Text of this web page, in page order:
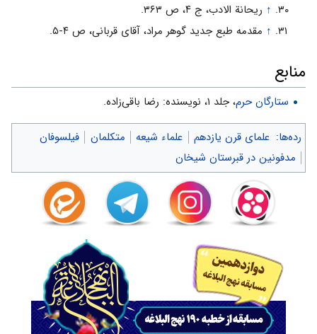
↑ ریحانة الادب، ج ۴، ص ۳۶۳.
↑ مقدمه طبع جدید گوهر مراد، آقاى قربانى، ص ۴-۵.
منابع
ستارگان حرم، جلد ۱، نویسنده: رضا باقى‌زاده.
رده‌ها: علمای قرن یازدهم علماء شیعه متکلمان
فیلسوفان
مدفونین در قبرستان شیخان